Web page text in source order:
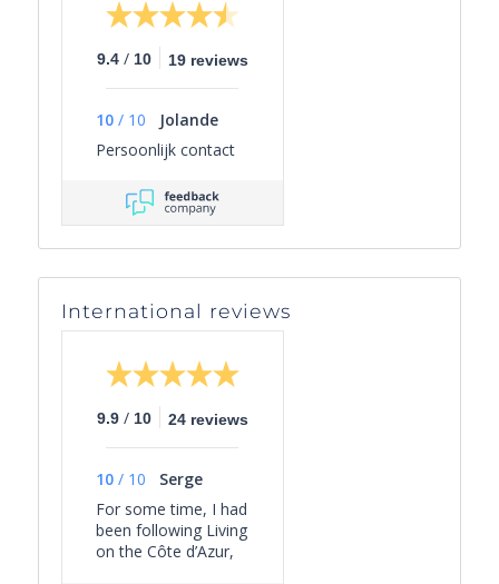
9.4 / 10 19 reviews
10 / 10
Jolande
Persoonlijk contact
International reviews
9.9 / 10 24 reviews
10 / 10
Serge
For some time, I had
been following Living
on the Côte d’Azur,